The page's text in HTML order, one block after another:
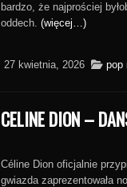
bardzo, że najprościej
oddech. (więcej…)
27 kwietnia, 2026 pop
CELINE DION –
Céline Dion oficjalnie
gwiazda zaprezentowała